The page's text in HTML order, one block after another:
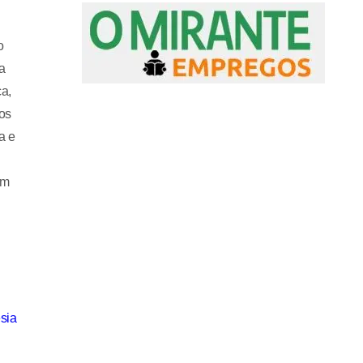
e